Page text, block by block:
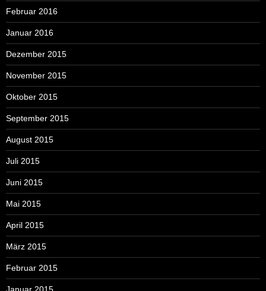
Februar 2016
Januar 2016
Dezember 2015
November 2015
Oktober 2015
September 2015
August 2015
Juli 2015
Juni 2015
Mai 2015
April 2015
März 2015
Februar 2015
Januar 2015